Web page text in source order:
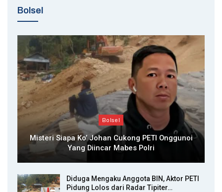
Bolsel
Bolsel
Misteri Siapa Ko’ Johan Cukong PETI Onggunoi
Yang Diincar Mabes Polri
Diduga Mengaku Anggota BIN, Aktor PETI
Pidung Lolos dari Radar Tipiter…